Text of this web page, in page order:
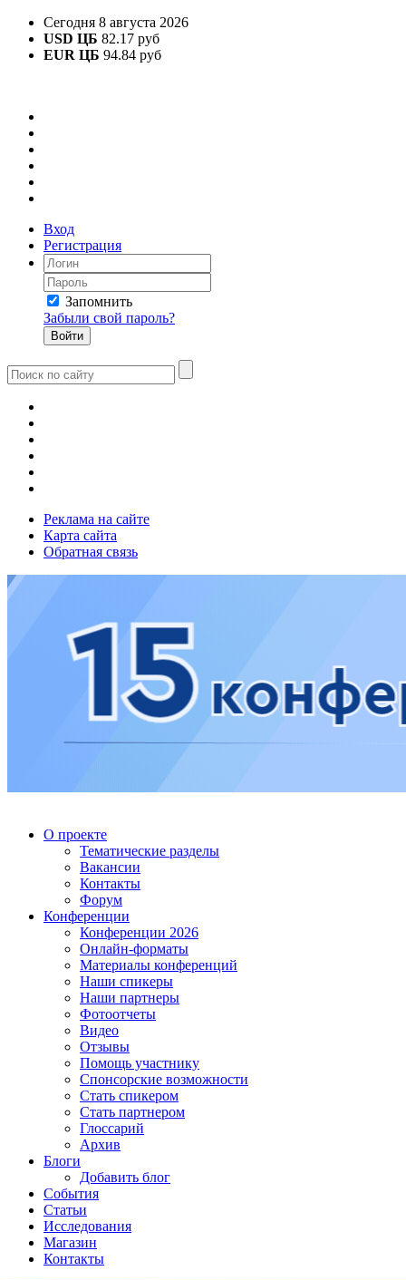
Сегодня 8 августа 2026
USD ЦБ 82.17 руб
EUR ЦБ 94.84 руб
Вход
Регистрация
Запомнить
Забыли свой пароль?
Реклама на сайте
Карта сайта
Обратная связь
О проекте
Тематические разделы
Вакансии
Контакты
Форум
Конференции
Конференции 2026
Онлайн-форматы
Материалы конференций
Наши спикеры
Наши партнеры
Фотоотчеты
Видео
Отзывы
Помощь участнику
Спонсорские возможности
Стать спикером
Стать партнером
Глоссарий
Архив
Блоги
Добавить блог
События
Статьи
Исследования
Магазин
Контакты